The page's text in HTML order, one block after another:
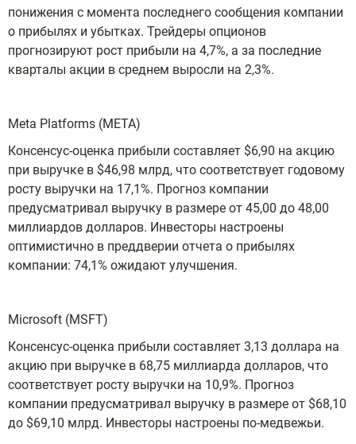
понижения с момента последнего сообщения компании
о прибылях и убытках. Трейдеры опционов
прогнозируют рост прибыли на 4,7%, а за последние
кварталы акции в среднем выросли на 2,3%.
Meta Platforms (META)
Консенсус-оценка прибыли составляет $6,90 на акцию
при выручке в $46,98 млрд, что соответствует годовому
росту выручки на 17,1%. Прогноз компании
предусматривал выручку в размере от 45,00 до 48,00
миллиардов долларов. Инвесторы настроены
оптимистично в преддверии отчета о прибылях
компании: 74,1% ожидают улучшения.
Microsoft (MSFT)
Консенсус-оценка прибыли составляет 3,13 доллара на
акцию при выручке в 68,75 миллиарда долларов, что
соответствует росту выручки на 10,9%. Прогноз
компании предусматривал выручку в размере от $68,10
до $69,10 млрд. Инвесторы настроены по-медвежьи.